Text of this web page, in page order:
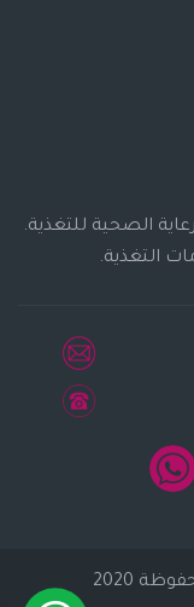
في الرعاية الصحية للتغذية.
التغذية.
2020